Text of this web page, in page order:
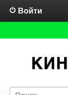
Войти